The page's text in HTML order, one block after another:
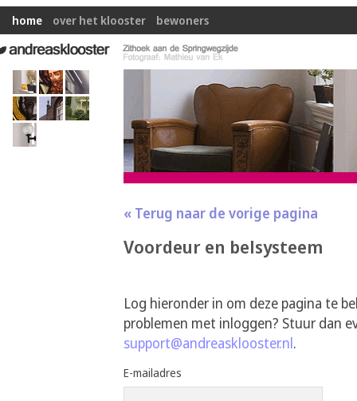
home over het klooster bewoners
« Terug naar de vorige pagina
Voordeur en belsysteem
Log hieronder in om deze pagina te
problemen met inloggen? Stuur dan
support@andreasklooster.nl.
E-mailadres